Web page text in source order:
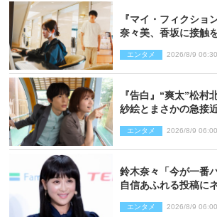
『マイ・フィクシ
奈々美、香坂に接触
エンタメ 2026/8/9 06:30
『告白』“爽太”松村
紗絵とまさかの急接
り）
エンタメ 2026/8/9 06:00
鈴木奈々「今が一番
自信あふれる投稿に
エンタメ 2026/8/9 06:00